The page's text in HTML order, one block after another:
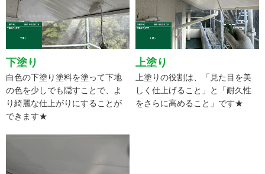
下塗り
白色の下塗り塗料を塗って下地
の色を少しでも隠すことで、よ
り綺麗な仕上がりにすることが
できます★
上塗り
上塗りの役割は、「見た目を美
しく仕上げること」と「耐久性
をさらに高めること」です★